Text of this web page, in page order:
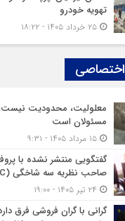
تهویه خودرو
۲۵ خرداد ۱۴۰۵ - ۱۸:۲۲
معلولیت، محدودیت
مسئولان است
۱۵ مرداد ۱۴۰۵ - ۹:۳۱
گفتگویی منتشر نشده با
صاحب نظریه سه‌ شاخگی (۳C)
گرانی با گران‌ فروشی فرق